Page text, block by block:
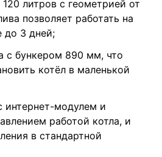
литров с геометрией от
позволяет работать на
до 3 дней;
с бункером 890 мм, что
котёл в маленькой
интернет-модулем и
работой котла, и
в стандартной